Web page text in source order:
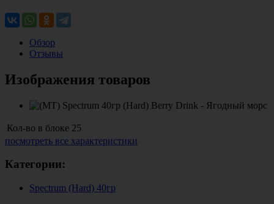
Обзор
Отзывы
Изображения товаров
Кол-во в блоке 25
посмотреть все характеристики
Категории:
Spectrum (Hard) 40гр